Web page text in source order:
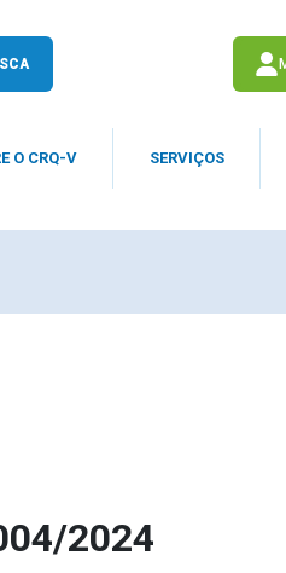
O CRQ-V SERVIÇOS
2024